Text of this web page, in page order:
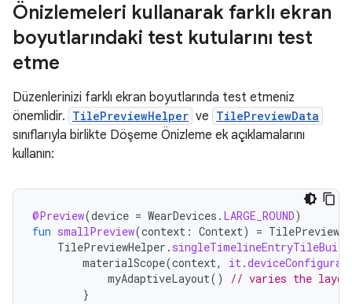
Önizlemeleri kullanarak farklı ekran
boyutlarındaki test kutularını test
etme
Düzenlerinizi farklı ekran boyutlarında test etmeniz
önemlidir. TilePreviewHelper ve TilePreviewData
sınıflarıyla birlikte Döşeme Önizleme ek açıklamalarını
kullanın:
@Preview(device = WearDevices . LARGE_ROUND)
fun smallPreview(context : Context) =
TilePreviewHelper .
materialScope(context, it.
myAdaptiveLayout()
// varies the
}